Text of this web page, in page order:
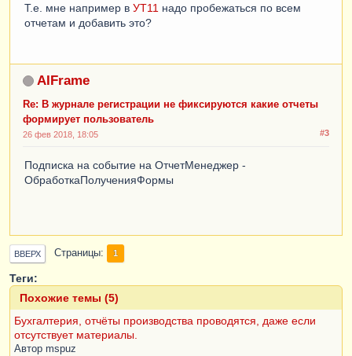
Т.е. мне например в УТ11 надо пробежаться по всем
отчетам и добавить это?
AIFrame
Re: В журнале регистрации не фиксируются какие отчеты
формирует пользователь
#3
26 фев 2018, 18:05
Подписка на событие на ОтчетМенеджер -
ОбработкаПолученияФормы
ВВЕРХ Страницы 1
Теги:
Похожие темы (5)
Бухгалтерия, отчёты производства проводятся, даже если
отсутствует материалы.
Автор mspuz